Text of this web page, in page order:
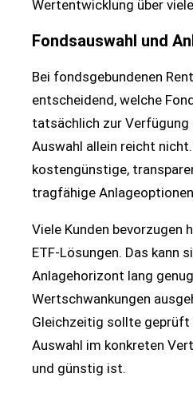
Wertentwicklung über
Fondsauswahl und
Bei fondsgebundenen
entscheidend, welche
tatsächlich zur Verfügung
Auswahl allein reicht
kostengünstige,
tragfähige
Viele Kunden bevorzugen
ETF-Lösungen. Das kann
Anlagehorizont lang
Wertschwankungen
Gleichzeitig sollte geprüft
Auswahl im konkreten
und günstig ist.